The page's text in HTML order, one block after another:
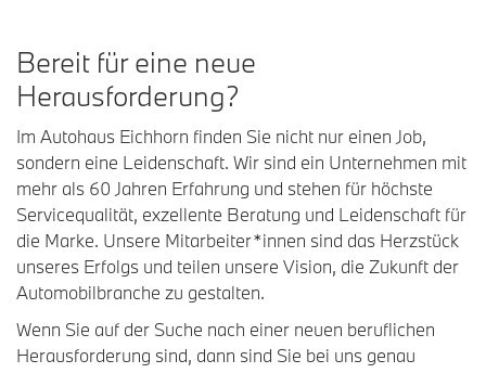
Bereit für eine neue
Herausforderung?
Im Autohaus Eichhorn finden Sie nicht nur einen Job,
sondern eine Leidenschaft. Wir sind ein Unternehmen mit
mehr als 60 Jahren Erfahrung und stehen für höchste
Servicequalität, exzellente Beratung und Leidenschaft für
die Marke. Unsere Mitarbeiter*innen sind das Herzstück
unseres Erfolgs und teilen unsere Vision, die Zukunft der
Automobilbranche zu gestalten.
Wenn Sie auf der Suche nach einer neuen beruflichen
Herausforderung sind, dann sind Sie bei uns genau